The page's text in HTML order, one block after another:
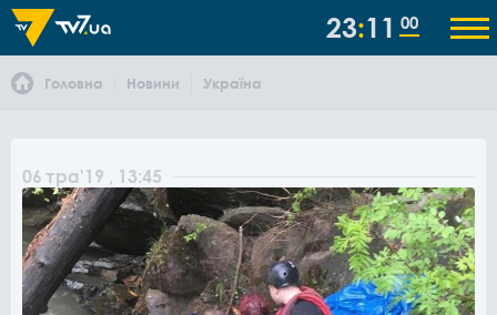
23 11 00
Головна Новини Україна
06 тра'19 , 13:45